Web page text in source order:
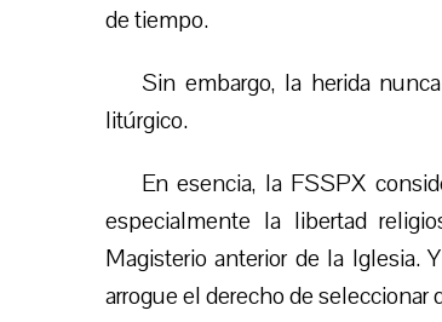
de tiempo.
Sin embargo, la herida
litúrgico.
En esencia, la FSSPX
especialmente la libertad
Magisterio anterior de la Iglesia.
arrogue el derecho de